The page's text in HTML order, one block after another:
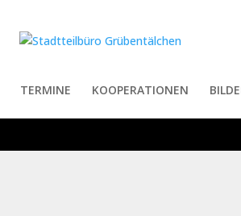
TERMINE KOOPERATIONEN